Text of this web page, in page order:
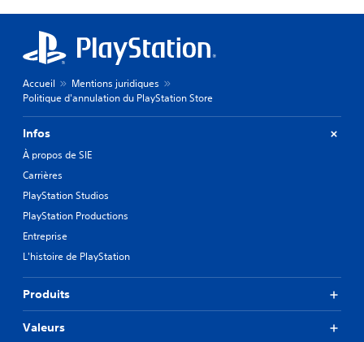
Accueil
Mentions juridiques
Politique d'annulation du PlayStation Store
Infos
À propos de SIE
Carrières
PlayStation Studios
PlayStation Productions
Entreprise
L'histoire de PlayStation
Produits
Valeurs